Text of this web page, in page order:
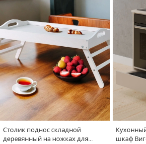
Столик поднос складной
деревянный на ножках для
шкаф